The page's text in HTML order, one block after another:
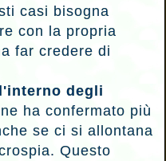
casi bisogna
con la propria
far credere di
degli
ha confermato più
se ci si allontana
Questo